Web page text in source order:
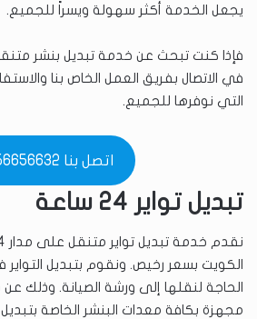
يجعل الخدمة أكثر سهولة ويسراً للجميع.
فإذا كنت تبحث عن خدمة تبديل بنشر
في الاتصال بفريق العمل الخاص بنا
التي نوفرها للجميع.
اتصل بنا 56656632
تبديل تواير 24 ساعة
الكويت بسعر رخيص. ونقوم بتبديل التواير
الحاجة لنقلها إلى ورشة الصيانة. وذلك
مجهزة بكافة معدات البنشر الخاصة